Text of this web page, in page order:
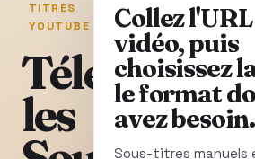
TITRES
YOUTUBE
les
Collez
vidéo, puis
choisissez
le format
avez besoin.
Sous-titres manuels